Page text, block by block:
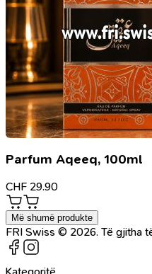
Parfum Aqeeq, 100ml
CHF 29.90
Më shumë produkte
FRI Swiss © 2026. Të gjitha